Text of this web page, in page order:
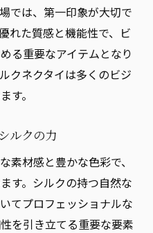
では、第一印象が大切で
れた質感と機能性で、ビ
る重要なアイテムとなり
クネクタイは多くのビジ
す。
ルクの力
素材感と豊かな色彩で、
す。シルクの持つ自然な
てプロフェッショナルな
を引き立てる重要な要素